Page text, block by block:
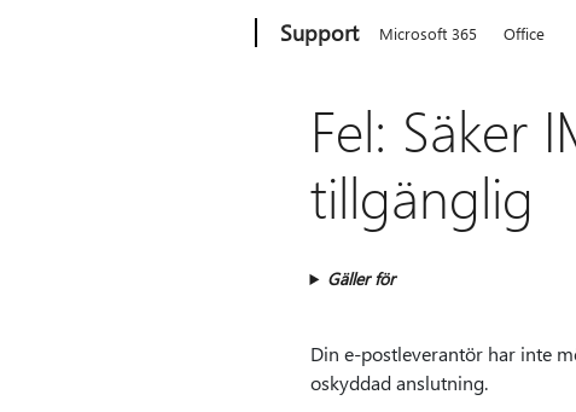
Support Microsoft 365 Office
Fel: Säker
tillgänglig
Gäller för
Din e-postleverantör har inte
oskyddad anslutning.